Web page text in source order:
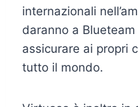
internazionali
daranno a
assicurare ai propri
tutto il mondo.